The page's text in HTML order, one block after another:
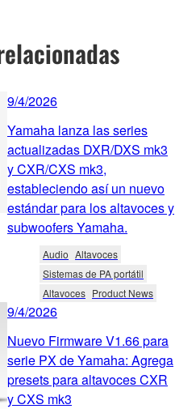
9/4/2026
Yamaha lanza las series
actualizadas DXR/DXS mk3
y CXR/CXS mk3,
estableciendo así un nuevo
estándar para los altavoces y
subwoofers Yamaha.
Audio Altavoces
Sistemas de PA portátil
Altavoces Product News
9/4/2026
Nuevo Firmware V1.66 para
serie PX de Yamaha: Agrega
presets para altavoces CXR
y CXS mk3